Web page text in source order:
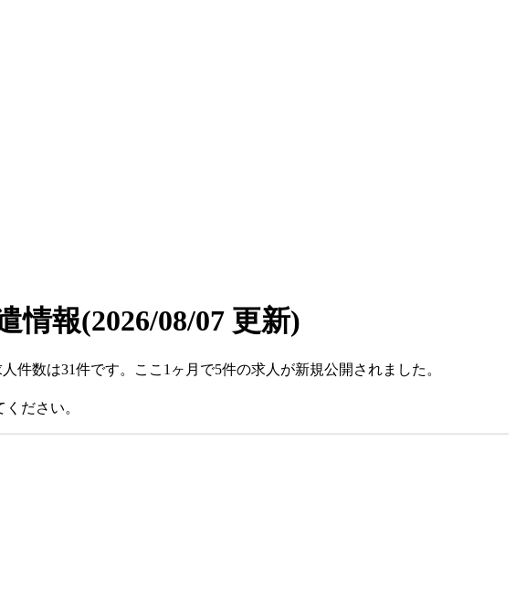
情報(2026/08/07 更新)
件数は31件です。ここ1ヶ月で5件の求人が新規公開されました。
ださい。